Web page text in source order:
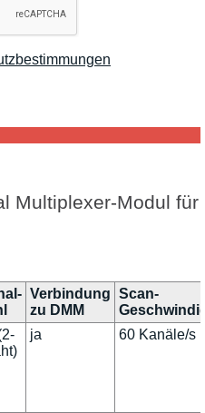
Multiplexer-Modul für
Verbindung
zu DMM
Scan-
ja 60 Kanäle/s